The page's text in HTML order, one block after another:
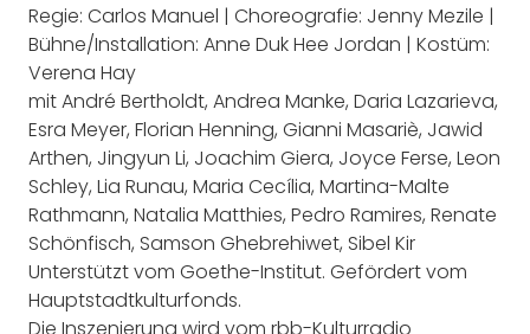
Regie: Carlos Manuel | Choreografie: Jenny Mezile |
Bühne/Installation: Anne Duk Hee Jordan | Kostüm:
Verena Hay
mit André Bertholdt, Andrea Manke, Daria Lazarieva,
Esra Meyer, Florian Henning, Gianni Masariè, Jawid
Arthen, Jingyun Li, Joachim Giera, Joyce Ferse, Leon
Schley, Lia Runau, Maria Cecília, Martina-Malte
Rathmann, Natalia Matthies, Pedro Ramires, Renate
Schönfisch, Samson Ghebrehiwet, Sibel Kir
Unterstützt vom Goethe-Institut. Gefördert vom
Hauptstadtkulturfonds.